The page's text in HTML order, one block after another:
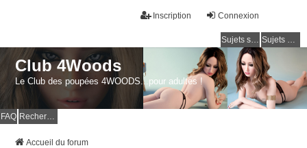
Connexion
Inscription
Sujets sans réponse Sujets actifs
Club 4Woods
Le Club des poupées 4WOODS...pour adultes !
FAQ
Accueil du forum